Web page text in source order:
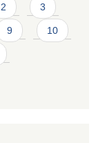
2 3
9 10